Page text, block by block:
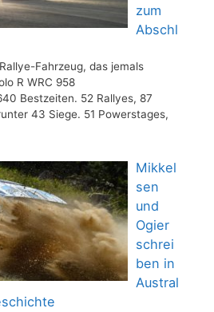
zum
Abschl
Fahrzeug, das jemals
R WRC 958
Bestzeiten. 52 Rallyes, 87
43 Siege. 51 Powerstages,
Mikkel
sen
und
Ogier
schrei
ben in
Austral